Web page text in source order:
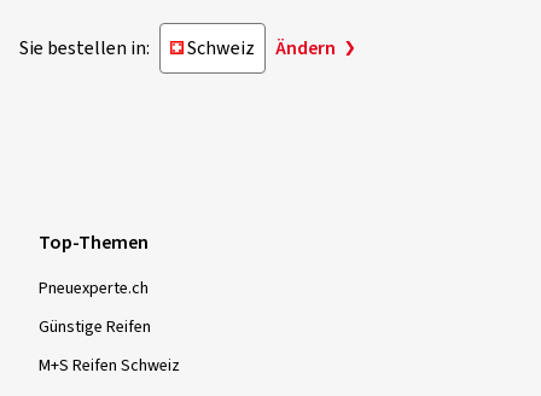
Sie bestellen in: Schweiz Ändern
Top-Themen
Pneuexperte.ch
Günstige Reifen
M+S Reifen Schweiz